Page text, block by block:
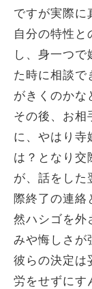
ですが実際に
自分の特性と
し、身一つで
た時に相談で
がきくのかな
その後、お相
に、やはり寺
は？となり交
が、話をした
際終了の連絡
然ハシゴを外
みや悔しさが
彼らの決定は
労をせずにす